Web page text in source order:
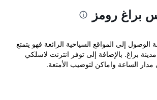
براغ رومز
الوصول إلى المواقع السياحية الرائعة فهو يتمتع
براغ. بالإضافة إلى توفر انترنت لاسلكي
الساعة واماكن لتوضيب الأمتعة.